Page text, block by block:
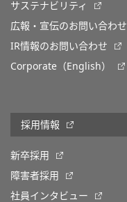
サステナビリティ
広報・宣伝のお問い合わせ
IR情報のお問い合わせ
Corporate（English）
採用情報
新卒採用
障害者採用
社員インタビュー